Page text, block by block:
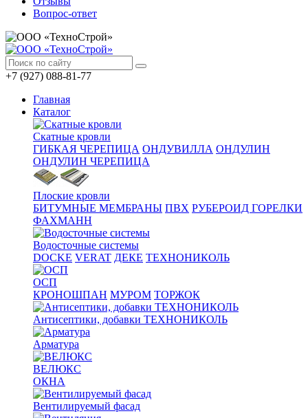
Вопрос-ответ
+7 (927) 088-81-77
Главная
Каталог
Скатные кровли
ГИБКАЯ ЧЕРЕПИЦА ОНДУВИЛЛА ОНДУЛИН
ОНДУЛИН ЧЕРЕПИЦА
Плоские кровли
БИТУМНЫЕ МЕМБРАНЫ ПВХ РУБЕРОИД ГОРЕЛКИ
ФАХМАНН
Водосточные системы
DOCKE VERAT ДЕКЕ ТЕХНОНИКОЛЬ
ОСП
КРОНОШПАН МУРОМ ТОРЖОК
Антисептики, добавки ТЕХНОНИКОЛЬ
Арматура
ВЕЛЮКС
ОКНА
Вентилируемый фасад